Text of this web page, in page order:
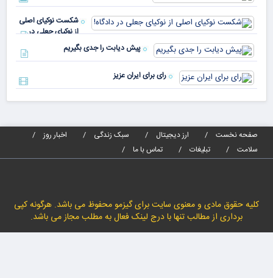
شکست نوکیای اصلی
از نوکیای جعلی در
دادگاه!
پیش دیابت را جدی بگیریم
رای برای ایران عزیز
صفحه نخست ارز دیجیتال سبک زندگی
اخبار روز
سلامت
تبلیغات تماس با ما
کلیه حقوق مادی و معنوی سایت برای گیزمو محفوظ می باشد. هرگونه کپی
برداری از مطالب تنها با درج لینک فعال به مطلب مجاز می باشد.